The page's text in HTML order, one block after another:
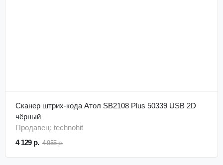
Сканер штрих-кода Атол SB2108 Plus 50339 USB 2D
чёрный
Продавец: technohit
4 129 р. 4 955 р.